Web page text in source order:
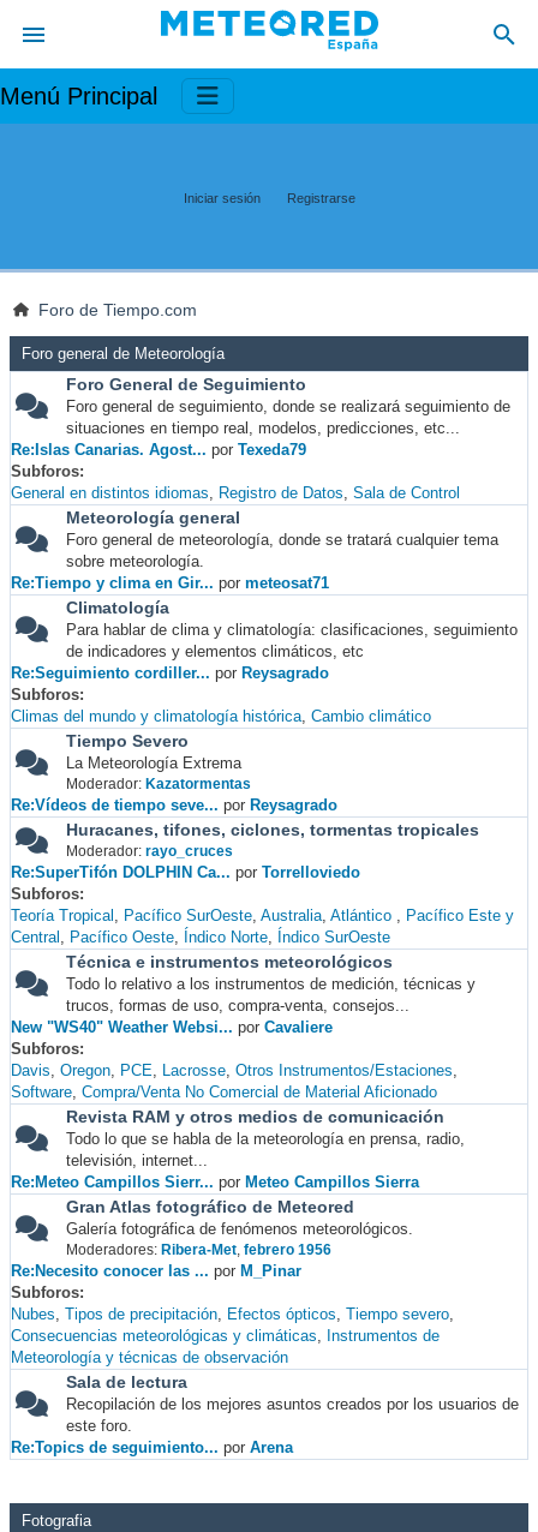
Menú Principal
Iniciar sesión Registrarse
Foro de Tiempo.com
Foro general de Meteorología
Foro General de Seguimiento
Foro general de seguimiento, donde se realizará seguimiento de
situaciones en tiempo real, modelos, predicciones, etc...
Re:Islas Canarias. Agost... por Texeda79
Subforos
General en distintos idiomas
Registro de Datos Sala de Control
Meteorología general
Foro general de meteorología, donde se tratará cualquier tema
sobre meteorología.
Re:Tiempo y clima en Gir... por meteosat71
Climatología
Para hablar de clima y climatología: clasificaciones, seguimiento
de indicadores y elementos climáticos, etc
Re:Seguimiento cordiller... por Reysagrado
Subforos
Climas del mundo y climatología histórica Cambio climático
Tiempo Severo
La Meteorología Extrema
Moderador: Kazatormentas
Re:Vídeos de tiempo seve... por Reysagrado
Huracanes, tifones, ciclones, tormentas tropicales
Moderador: rayo_cruces
Re:SuperTifón DOLPHIN Ca... por Torrelloviedo
Subforos
Teoría Tropical
Pacífico SurOeste Australia Atlántico
Pacífico Este y
Central
Pacífico Oeste Índico Norte Índico SurOeste
Técnica e instrumentos meteorológicos
Todo lo relativo a los instrumentos de medición, técnicas y
trucos, formas de uso, compra-venta, consejos...
New "WS40" Weather Websi... por Cavaliere
Subforos
Davis Oregon PCE Lacrosse Otros Instrumentos/Estaciones
Software Compra/Venta No Comercial de Material Aficionado
Revista RAM y otros medios de comunicación
Todo lo que se habla de la meteorología en prensa, radio,
televisión, internet...
Re:Meteo Campillos Sierr... por Meteo Campillos Sierra
Gran Atlas fotográfico de Meteored
Galería fotográfica de fenómenos meteorológicos.
Moderadores: Ribera-Met, febrero 1956
Re:Necesito conocer las ... por M_Pinar
Subforos
Nubes Tipos de precipitación Efectos ópticos Tiempo severo
Consecuencias meteorológicas y climáticas
Instrumentos de
Meteorología y técnicas de observación
Sala de lectura
Recopilación de los mejores asuntos creados por los usuarios de
este foro.
Re:Topics de seguimiento... por Arena
Fotografia